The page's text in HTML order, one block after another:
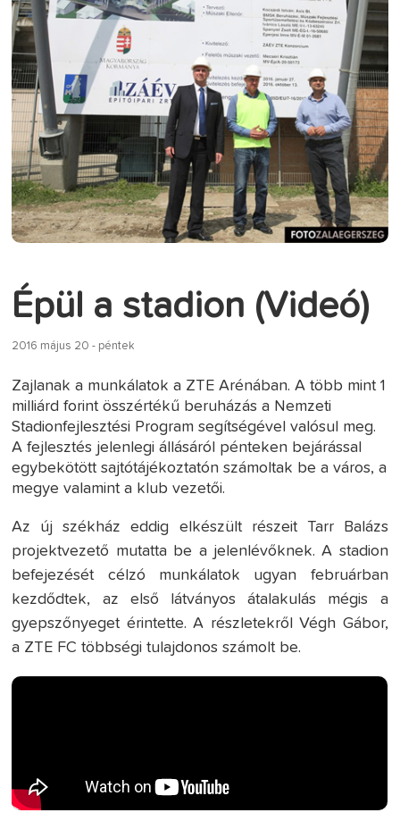
Épül a stadion (Videó)
2016 május 20 - péntek
Zajlanak a munkálatok a ZTE Arénában. A több mint 1
milliárd forint összértékű beruházás a Nemzeti
Stadionfejlesztési Program segítségével valósul meg.
A fejlesztés jelenlegi állásáról pénteken bejárással
egybekötött sajtótájékoztatón számoltak be a város, a
megye valamint a klub vezetői.
Az új székház eddig elkészült részeit Tarr Balázs
projektvezető mutatta be a jelenlévőknek. A stadion
befejezését célzó munkálatok ugyan februárban
kezdődtek, az első látványos átalakulás mégis a
gyepszőnyeget érintette. A részletekről Végh Gábor,
a ZTE FC többségi tulajdonos számolt be.